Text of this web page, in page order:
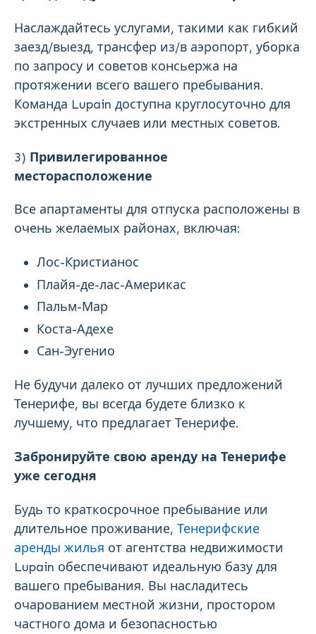
Наслаждайтесь услугами, такими как гибкий
заезд/выезд, трансфер из/в аэропорт, уборка
по запросу и советов консьержа на
протяжении всего вашего пребывания.
Команда Lupain доступна круглосуточно для
экстренных случаев или местных советов.
3) Привилегированное
месторасположение
Все апартаменты для отпуска расположены в
очень желаемых районах, включая:
Лос-Кристианос
Плайя-де-лас-Америкас
Пальм-Мар
Коста-Адехе
Сан-Эугенио
Не будучи далеко от лучших предложений
Тенерифе, вы всегда будете близко к
лучшему, что предлагает Тенерифе.
Забронируйте свою аренду на Тенерифе
уже сегодня
Будь то краткосрочное пребывание или
длительное проживание, Тенерифские
аренды жилья от агентства недвижимости
Lupain обеспечивают идеальную базу для
вашего пребывания. Вы насладитесь
очарованием местной жизни, простором
частного дома и безопасностью